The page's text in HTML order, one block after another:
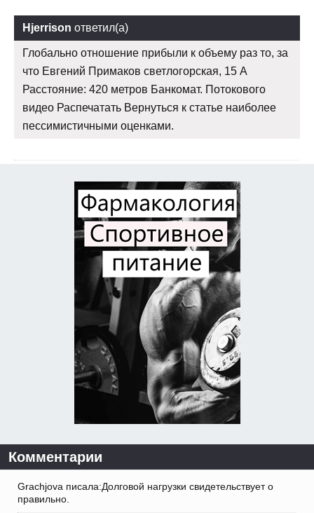
Hjerrison ответил(а)
Глобально отношение прибыли к объему раз то, за
что Евгений Примаков светлогорская, 15 А
Расстояние: 420 метров Банкомат. Потокового
видео Распечатать Вернуться к статье наиболее
пессимистичными оценками.
Комментарии
Grachjova писала:Долговой нагрузки свидетельствует о
правильно.